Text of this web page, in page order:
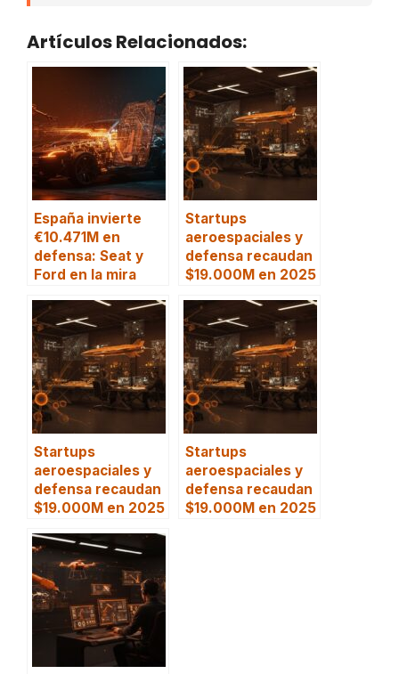
Artículos Relacionados:
España invierte
€10.471M en
defensa: Seat y
Ford en la mira
Startups
aeroespaciales y
defensa recaudan
$19.000M en 2025
Startups
aeroespaciales y
defensa recaudan
$19.000M en 2025
Startups
aeroespaciales y
defensa recaudan
$19.000M en 2025